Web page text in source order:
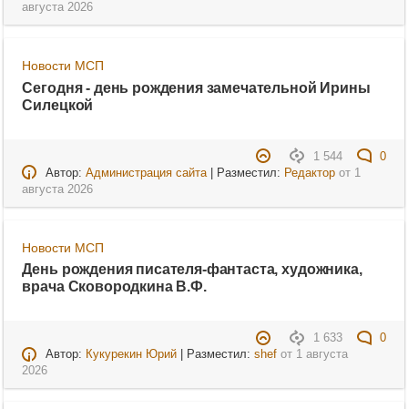
августа 2026
Новости МСП
Сегодня - день рождения замечательной Ирины
Силецкой
1 544
0
Автор: Администрация сайта| Разместил: Редакторот 1
августа 2026
Новости МСП
День рождения писателя-фантаста, художника,
врача Сковородкина В.Ф.
1 633
0
Автор: Кукурекин Юрий| Разместил: shefот 1 августа
2026